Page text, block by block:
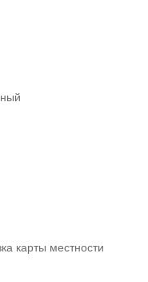
карты местности